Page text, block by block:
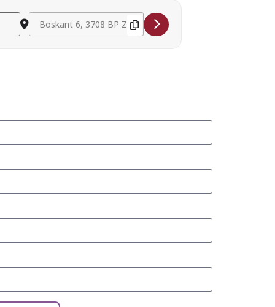
Destination Address - Leden-voor-ledenconcert Utrechtse